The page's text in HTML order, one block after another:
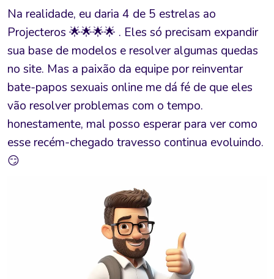
Na realidade, eu daria 4 de 5 estrelas ao
Projecteros 🌟🌟🌟🌟 . Eles só precisam expandir
sua base de modelos e resolver algumas quedas
no site. Mas a paixão da equipe por reinventar
bate-papos sexuais online me dá fé de que eles
vão resolver problemas com o tempo.
honestamente, mal posso esperar para ver como
esse recém-chegado travesso continua evoluindo.
😏